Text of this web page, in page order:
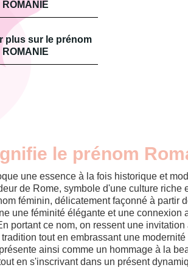
ROMANIE
plus sur le prénom
ROMANIE
le prénom
une essence à la fois historique et
de Rome, symbole d'une culture riche
féminin, délicatement façonné à partir
une féminité élégante et une connexion
portant ce nom, on ressent une
tout en embrassant une
ainsi comme un hommage à la
en s'inscrivant dans un présent